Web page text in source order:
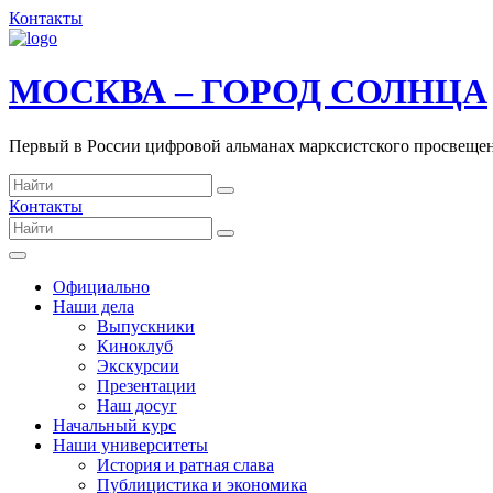
Контакты
МОСКВА – ГОРОД СОЛНЦА
Первый в России цифровой альманах марксистского
Контакты
Официально
Наши дела
Выпускники
Киноклуб
Экскурсии
Презентации
Наш досуг
Начальный курс
Наши университеты
История и ратная слава
Публицистика и экономика